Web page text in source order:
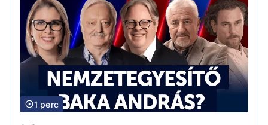
1 perc